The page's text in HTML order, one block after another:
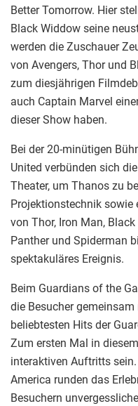
Better Tomorrow. Hier
Black Widdow seine
werden die Zuschauer
von Avengers, Thor und
zum diesjährigen
auch Captain Marvel
dieser Show haben.
Bei der 20-minütigen
United verbünden sich
Theater, um Thanos zu
Projektionstechnik sowie
von Thor, Iron Man,
Panther und Spiderman
spektakuläres Ereignis.
Beim Guardians of the
die Besucher
beliebtesten Hits der
Zum ersten Mal in
interaktiven Auftritts
America runden das
Besuchern